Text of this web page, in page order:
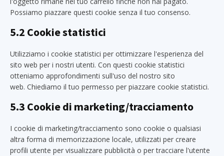
Possiamo piazzare questi cookie senza il tuo consenso.
5.2 Cookie statistici
Utilizziamo i cookie statistici per ottimizzare l'esperienza del
sito web per i nostri utenti. Con questi cookie statistici
otteniamo approfondimenti sull'uso del nostro sito
web. Chiediamo il tuo permesso per piazzare cookie statistici.
5.3 Cookie di marketing/tracciamento
I cookie di marketing/tracciamento sono cookie o qualsiasi
altra forma di memorizzazione locale, utilizzati per creare
profili utente per visualizzare pubblicità o per tracciare l'utente